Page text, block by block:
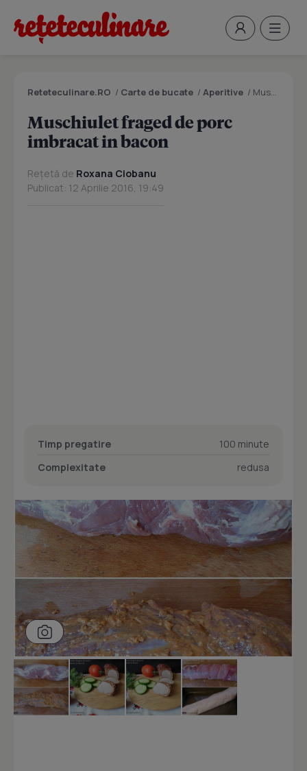
Reteteculinare.RO / Carte de bucate / Aperitive / Muschiulet fraged de porc imbracat in bacon
Muschiulet fraged de porc
imbracat in bacon
Rețetă de Roxana Ciobanu
Publicat: 12 Aprilie 2016, 19:49
Timp pregatire
100 minute
Complexitate
redusa